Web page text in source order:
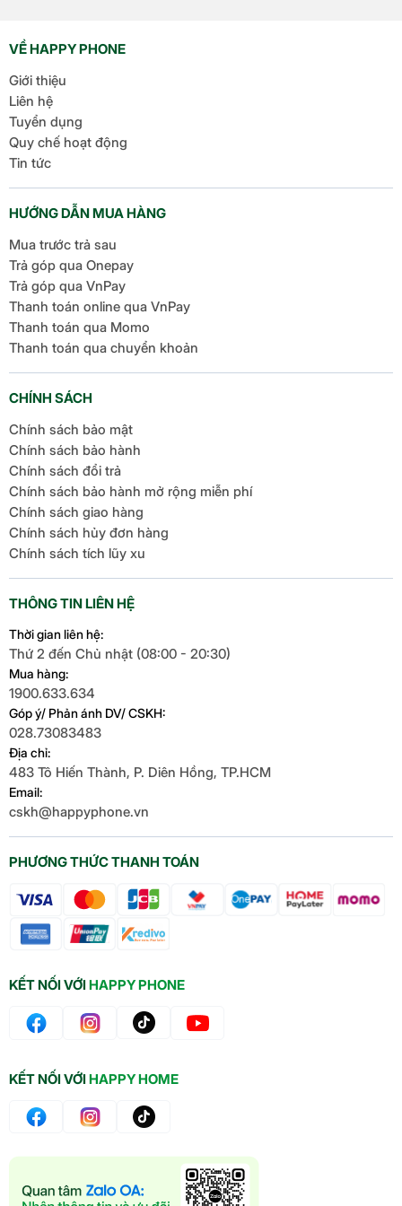
trung vào việc nâng cao
[…]
VỀ HAPPY PHONE
Giới thiệu
Liên hệ
Tuyển dụng
Quy chế hoạt động
Tin tức
HƯỚNG DẪN MUA HÀNG
Mua trước trả sau
Trả góp qua Onepay
Trả góp qua VnPay
Thanh toán online qua VnPay
Thanh toán qua Momo
Thanh toán qua chuyển khoản
PHƯƠNG THỨC THANH TOÁN
KẾT NỐI VỚIHAPPY PHONE
CHÍNH SÁCH
Chính sách bảo mật
Chính sách bảo hành
Chính sách đổi trả
Chính sách bảo hành mở rộng miễn phí
Chính sách giao hàng
Chính sách hủy đơn hàng
Chính sách tích lũy xu
THÔNG TIN LIÊN HỆ
Thời gian liên hệ:
Thứ 2 đến Chủ nhật (08:00 - 20:30)
Mua hàng:
1900.633.634
Góp ý/ Phản ánh DV/ CSKH:
028.73083483
Địa chỉ:
483 Tô Hiến Thành, P. Diên Hồng, TP.HCM
Email:
cskh@happyphone.vn
KẾT NỐI VỚIHAPPY HOME